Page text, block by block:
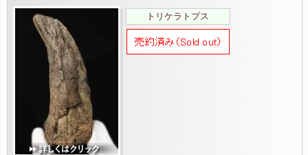
トリケラトプス